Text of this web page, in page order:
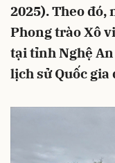
2025). Theo đó,
Phong trào Xô
tại tỉnh Nghệ
lịch sử Quốc gia